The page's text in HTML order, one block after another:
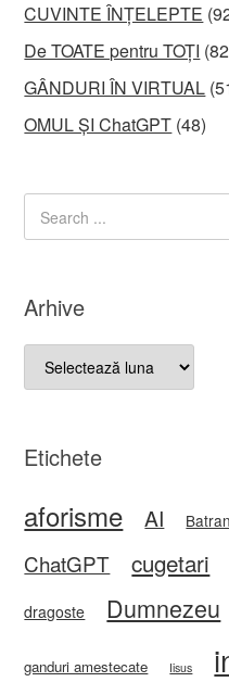
CUVINTE ÎNȚELEPTE
De TOATE pentru TOȚI
GÂNDURI ÎN VIRTUAL
OMUL ȘI ChatGPT (48)
Arhive
Arhive
Etichete
aforisme AI
ChatGPT cugetari
dragoste Dumnezeu
ganduri amestecate Iisus